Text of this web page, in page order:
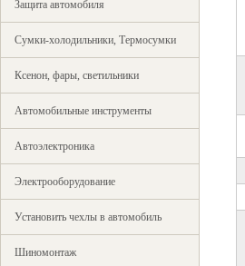
Защита автомобиля
Сумки-холодильники, Термосумки
Ксенон, фары, светильники
Автомобильные инструменты
Автоэлектроника
Электрооборудование
Установить чехлы в автомобиль
Шиномонтаж